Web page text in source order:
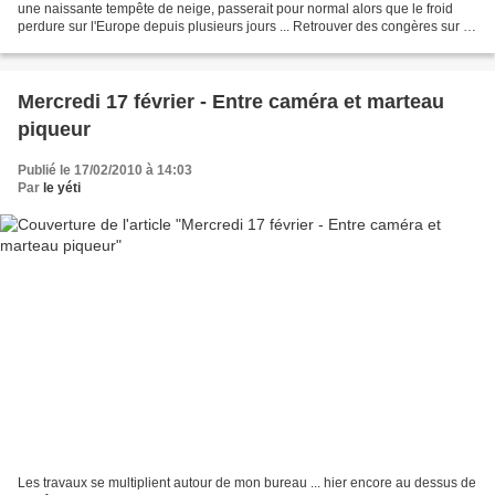
une naissante tempête de neige, passerait pour normal alors que le froid
perdure sur l'Europe depuis plusieurs jours ... Retrouver des congères sur le
Mercredi 17 février - Entre caméra et marteau
piqueur
Publié le 17/02/2010 à 14:03
Par le yéti
Les travaux se multiplient autour de mon bureau ... hier encore au dessus de